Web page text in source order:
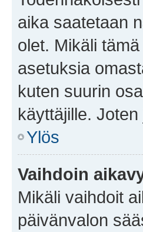
aika saatetaan
olet. Mikäli
asetuksia
kuten suurin
käyttäjille.
Ylös
Vaihdoin
Mikäli vaihdoit
päivänvalon